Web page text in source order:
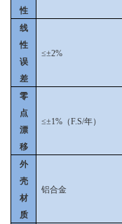
性
线
性
误
差
≤±2%
零
点
漂
移
≤±1%（F.S/年）
外
壳
材
质
铝合金